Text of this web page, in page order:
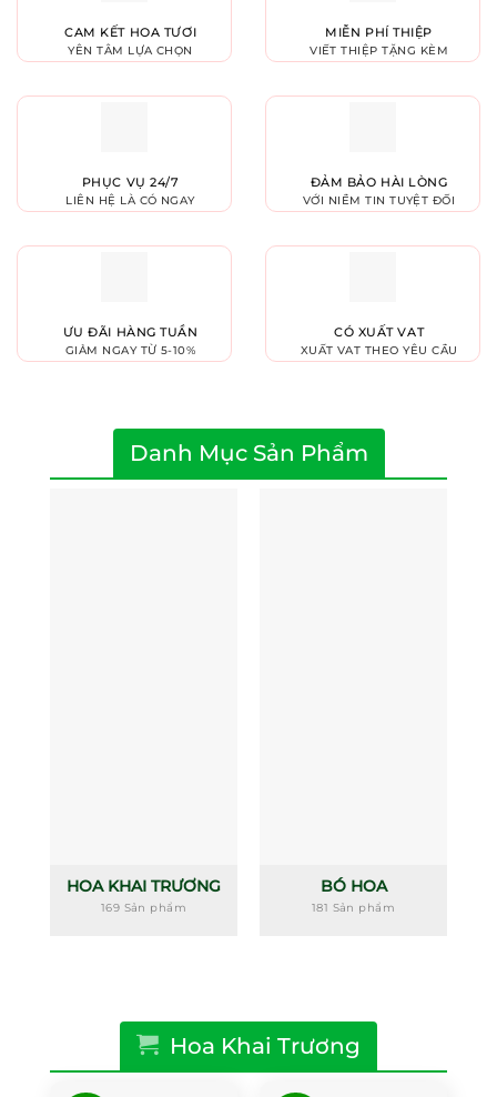
CAM KẾT HOA TƯƠI
YÊN TÂM LỰA CHỌN
MIỄN PHÍ THIỆP
VIẾT THIỆP TẶNG KÈM
PHỤC VỤ 24/7
LIÊN HỆ LÀ CÓ NGAY
ĐẢM BẢO HÀI LÒNG
VỚI NIỀM TIN TUYỆT ĐỐI
ƯU ĐÃI HÀNG TUẦN
GIẢM NGAY TỪ 5-10%
CÓ XUẤT VAT
XUẤT VAT THEO YÊU CẦU
Danh Mục Sản Phẩm
HOA KHAI TRƯƠNG
169 Sản phẩm
BÓ HOA
181 Sản phẩm
Hoa Khai Trương